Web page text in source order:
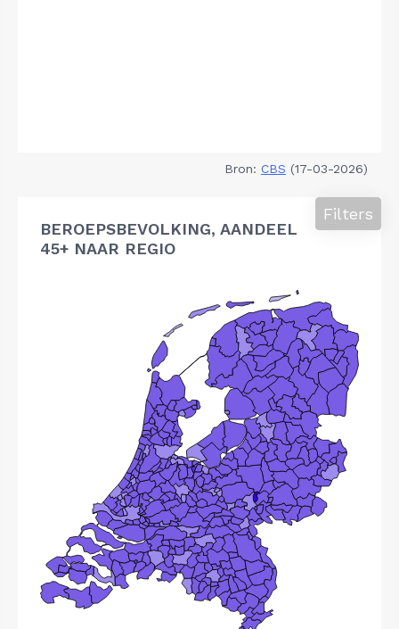
Bron: CBS (17-03-2026)
BEROEPSBEVOLKING, AANDEEL
45+ NAAR REGIO
Filters